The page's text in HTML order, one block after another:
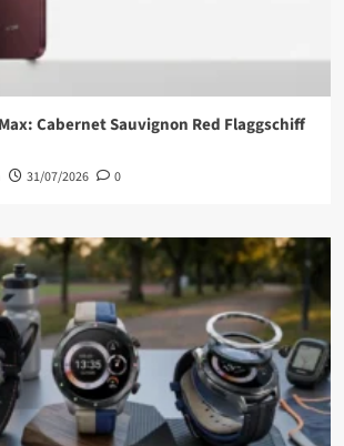
Cabernet Sauvignon Red Flaggschiff
31/07/2026 0